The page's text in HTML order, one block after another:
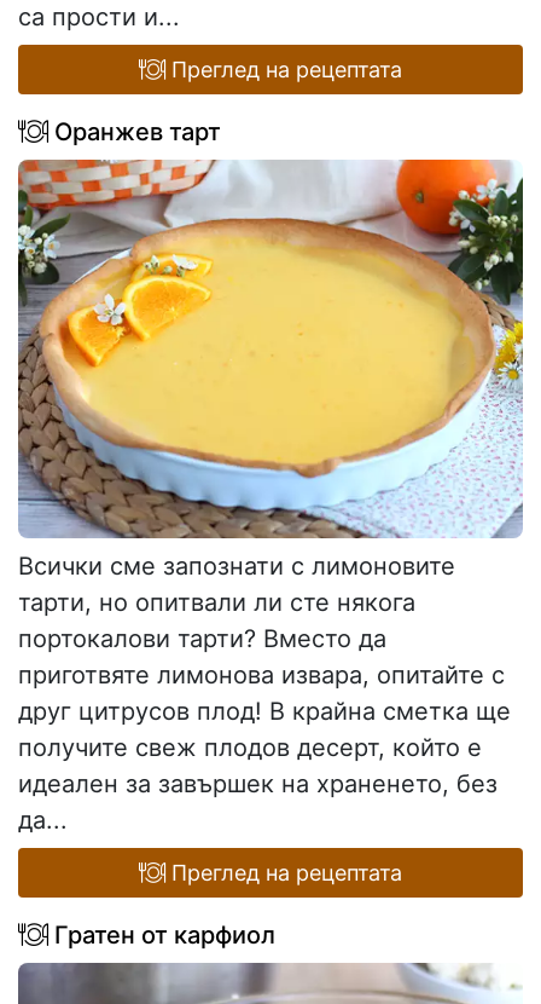
са прости и...
Преглед на рецептата
Оранжев тарт
Всички сме запознати с лимоновите
тарти, но опитвали ли сте някога
портокалови тарти? Вместо да
приготвяте лимонова извара, опитайте с
друг цитрусов плод! В крайна сметка ще
получите свеж плодов десерт, който е
идеален за завършек на храненето, без
да...
Преглед на рецептата
Гратен от карфиол